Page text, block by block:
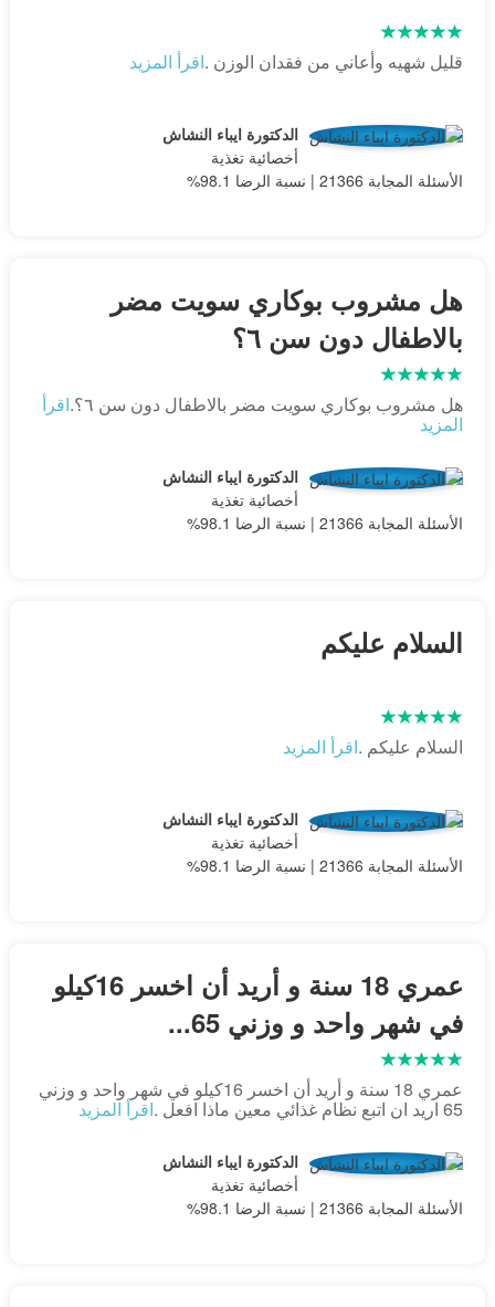
قليل شهيه وأعاني من فقدان الوزن .اقرأ المزيد
الدكتورة ايباء النشاش
أخصائية تغذية
الأسئلة المجابة 21366 | نسبة الرضا 98.1%
هل مشروب بوكاري سويت مضر
بالاطفال دون سن ٦؟
هل مشروب بوكاري سويت مضر بالاطفال دون سن ٦؟. اقرأ
المزيد
الدكتورة ايباء النشاش
أخصائية تغذية
الأسئلة المجابة 21366 | نسبة الرضا 98.1%
السلام عليكم
السلام عليكم .اقرأ المزيد
الدكتورة ايباء النشاش
أخصائية تغذية
الأسئلة المجابة 21366 | نسبة الرضا 98.1%
عمري 18 سنة و أريد أن اخسر 16كيلو
في شهر واحد و وزني 65...
عمري 18 سنة و أريد أن اخسر 16كيلو في شهر واحد و وزني
65 اريد ان اتبع نظام غذائي معين ماذا افعل . اقرأ المزيد
الدكتورة ايباء النشاش
أخصائية تغذية
الأسئلة المجابة 21366 | نسبة الرضا 98.1%